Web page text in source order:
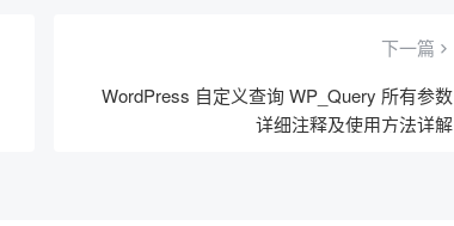
下一篇
WordPress 自定义查询 WP_Query 所有参数
详细注释及使用方法详解